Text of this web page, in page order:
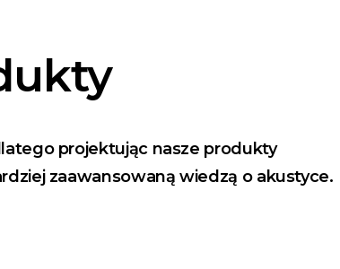
projektując nasze produkty
zaawansowaną wiedzą o akustyce.